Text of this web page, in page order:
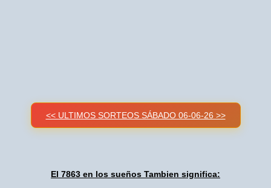
<< ULTIMOS SORTEOS SÁBADO 06-06-26 >>
El 7863 en los sueños Tambien significa: